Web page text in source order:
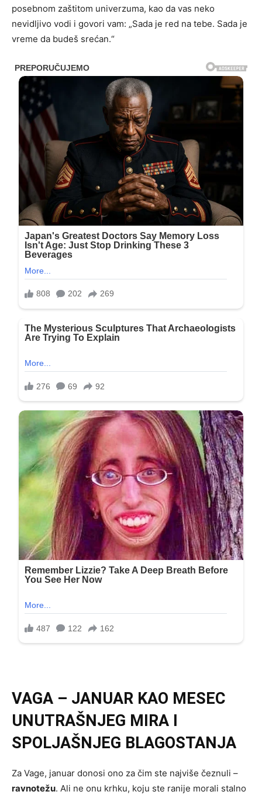
posebnom zaštitom univerzuma, kao da vas neko
nevidljivo vodi i govori vam: „Sada je red na tebe. Sada je
vreme da budeš srećan.“
VAGA – JANUAR KAO MESEC
UNUTRAŠNJEG MIRA I
SPOLJAŠNJEG BLAGOSTANJA
Za Vage, januar donosi ono za čim ste najviše čeznuli –
ravnotežu. Ali ne onu krhku, koju ste ranije morali stalno